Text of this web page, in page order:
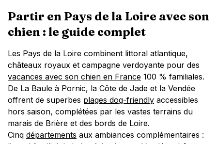
Partir en Pays de la Loire avec son
chien : le guide complet
Les Pays de la Loire combinent littoral atlantique,
châteaux royaux et campagne verdoyante pour des
vacances avec son chien en France 100 % familiales.
De La Baule à Pornic, la Côte de Jade et la Vendée
offrent de superbes plages dog-friendly accessibles
hors saison, complétées par les vastes terrains du
marais de Brière et des bords de Loire.
Cinq départements aux ambiances complémentaires :